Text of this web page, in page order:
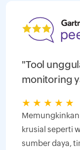
"Tool
monitoring
★ ★ ★ ★ ★
krusial seperti
sumber daya,